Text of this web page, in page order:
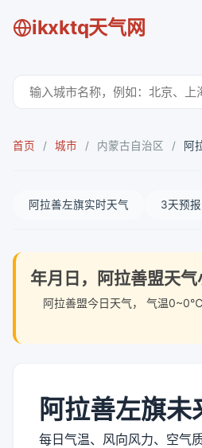
ikxktq天气网
首页 / 城市 / 内蒙古自治区 / 阿
阿拉善左旗实时天气 3天预报
年月日，阿拉善盟天气
阿拉善盟今日天气， 气温0~0℃
阿拉善左旗
每日气温、风向风力、空气